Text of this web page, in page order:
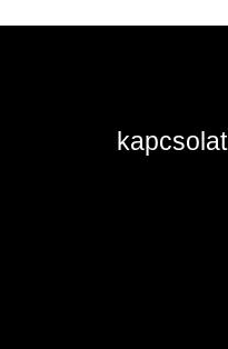
kapcsolat